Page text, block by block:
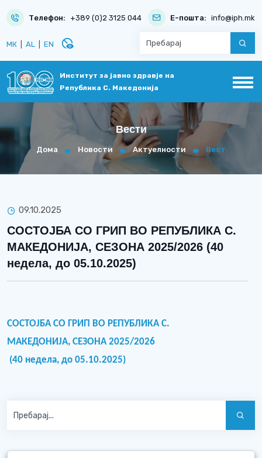
Телефон: +389 (0)2 3125 044 Е-пошта: info@iph.mk
МК AL EN disabled_visible
Институт за јавно здравје на
Република С. Македонија
Вести
Дома Новости Актуелности Вест
09.10.2025
СОСТОЈБА СО ГРИП ВО РЕПУБЛИКА С.
МАКЕДОНИЈА, СЕЗОНА 2025/2026 (40
недела, до 05.10.2025)
СОСТОЈБА СО ГРИП ВО РЕПУБЛИКА С.
МАКЕДОНИЈА, СЕЗОНА 2025/2026
(40 недела, до 05.10.2025)